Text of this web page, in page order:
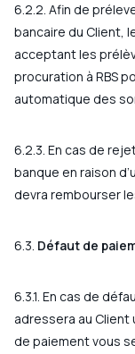
6.2.2. Afin de
bancaire du Client,
acceptant les
procuration à RBS
automatique des
6.2.3. En cas de
banque en raison
devra rembourser
6.3. Défaut de
6.3.1. En cas de
adressera au Client
de paiement vous